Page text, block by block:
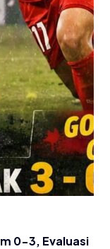
0-3, Evaluasi